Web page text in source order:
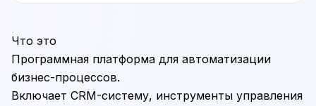
Что это
Программная платформа для автоматизации
бизнес-процессов.
Включает CRM-систему, инструменты управления